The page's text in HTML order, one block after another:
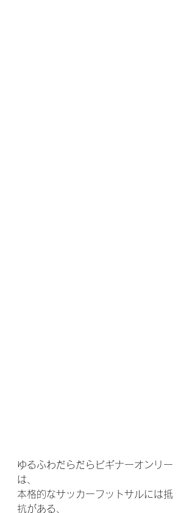
ゆるふわだらだらビギナーオンリー
は、
本格的なサッカーフットサルには抵
抗がある、